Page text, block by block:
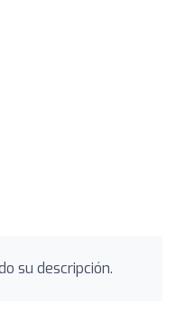
su descripción.